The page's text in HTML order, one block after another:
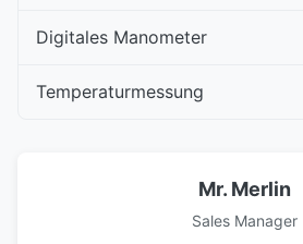
Digitales Manometer
Temperaturmessung
Mr. Merlin
Sales Manager